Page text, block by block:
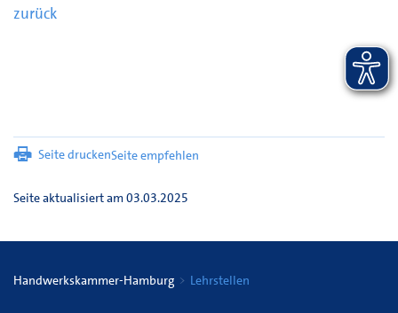
zurück
Seite druckenSeite empfehlen
Seite aktualisiert am 03.03.2025
Handwerkskammer-Hamburg Lehrstellen